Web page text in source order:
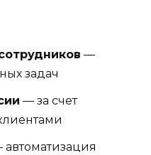
—
задач
— за счет